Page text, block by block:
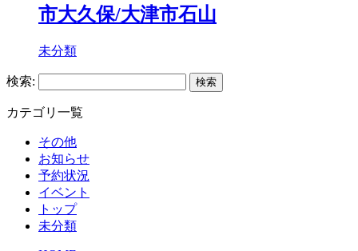
市大久保/大津市石山
未分類
検索:
カテゴリ一覧
その他
お知らせ
予約状況
イベント
トップ
未分類